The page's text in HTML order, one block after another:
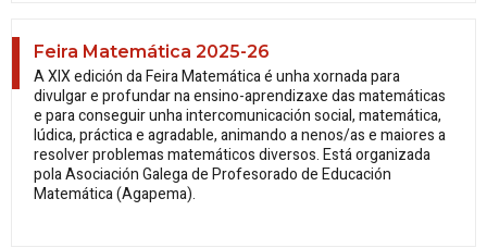
Feira Matemática 2025-26
A XIX edición da Feira Matemática é unha xornada para
divulgar e profundar na ensino-aprendizaxe das matemáticas
e para conseguir unha intercomunicación social, matemática,
lúdica, práctica e agradable, animando a nenos/as e maiores a
resolver problemas matemáticos diversos. Está organizada
pola Asociación Galega de Profesorado de Educación
Matemática (Agapema).